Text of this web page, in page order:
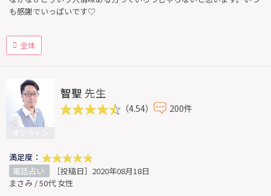
も感謝でいっぱいです♡
全体
智聖 先生
（4.54） 200件
満足度：
電話占い
［投稿日］2020年08月18日
まさみ / 50代 女性